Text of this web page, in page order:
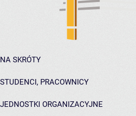
NA SKRÓTY
STUDENCI, PRACOWNICY
JEDNOSTKI ORGANIZACYJNE